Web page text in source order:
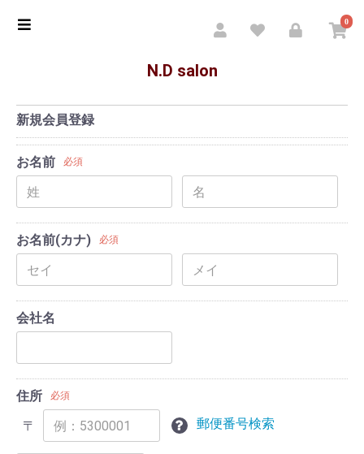
0
N.D salon
新規会員登録
お名前 必須
お名前(カナ) 必須
会社名
住所 必須
〒 郵便番号検索